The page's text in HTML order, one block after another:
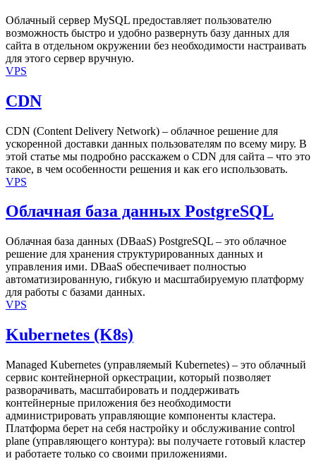
Облачный сервер MySQL предоставляет пользователю
возможность быстро и удобно развернуть базу данных для
сайта в отдельном окружении без необходимости настраивать
для этого сервер вручную.
VPS
CDN
CDN (Content Delivery Network) – облачное решение для
ускоренной доставки данных пользователям по всему миру. В
этой статье мы подробно расскажем о CDN для сайта – что это
такое, в чем особенности решения и как его использовать.
VPS
Облачная база данных PostgreSQL
Облачная база данных (DBaaS) PostgreSQL – это облачное
решение для хранения структурированных данных и
управления ими. DBaaS обеспечивает полностью
автоматизированную, гибкую и масштабируемую платформу
для работы с базами данных.
VPS
Kubernetes (K8s)
Managed Kubernetes (управляемый Kubernetes) – это облачный
сервис контейнерной оркестрации, который позволяет
разворачивать, масштабировать и поддерживать
контейнерные приложения без необходимости
администрировать управляющие компоненты кластера.
Платформа берет на себя настройку и обслуживание control
plane (управляющего контура): вы получаете готовый кластер
и работаете только со своими приложениями.